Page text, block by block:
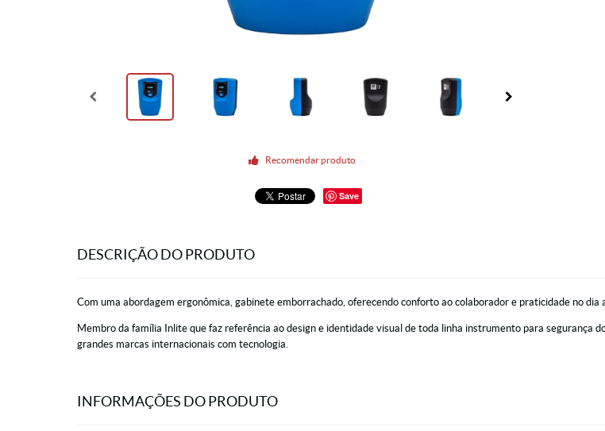
Recomendar produto
Save
DESCRIÇÃO DO PRODUTO
Com uma abordagem ergonômica, gabinete emborrachado, oferecendo conforto ao colaborador e praticidade no dia
Membro da família Inlite que faz referência ao design e identidade visual de toda linha instrumento para segurança
grandes marcas internacionais com tecnologia.
INFORMAÇÕES DO PRODUTO